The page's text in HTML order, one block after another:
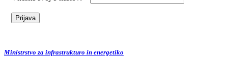
Ministrstvo za infrastrukturo in energetiko